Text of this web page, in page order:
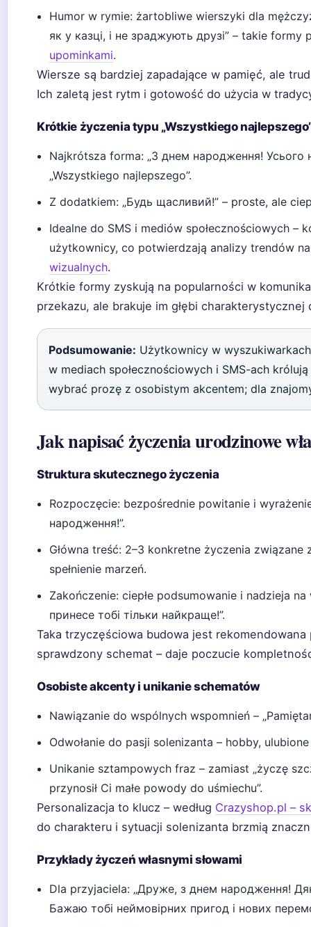
Humor w rymie: żartobliwe wierszyki dla
як у казці, і не зраджують друзі” – takie
upominkami.
Wiersze są bardziej zapadające w pamięć, ale
Ich zaletą jest rytm i gotowość do użycia w
Krótkie życzenia typu „Wszystkiego
Najkrótsza forma: „З днем народження!
„Wszystkiego najlepszego”.
Z dodatkiem: „Будь щасливий!” – proste, ale
Idealne do SMS i mediów społecznościowych –
użytkownicy, co potwierdzają analizy trendów
wizualnych.
Krótkie formy zyskują na popularności w
przekazu, ale brakuje im głębi charakterystycznej
Podsumowanie: Użytkownicy w
w mediach społecznościowych i SMS-ach
wybrać prozę z osobistym akcentem; dla
Jak napisać życzenia urodzinowe
Struktura skutecznego życzenia
Rozpoczęcie: bezpośrednie powitanie i
народження!”.
Główna treść: 2–3 konkretne życzenia
spełnienie marzeń.
Zakończenie: ciepłe podsumowanie i nadzieja
принесе тобі тільки найкраще!”.
Taka trzyczęściowa budowa jest
sprawdzony schemat – daje poczucie
Osobiste akcenty i unikanie schematów
Nawiązanie do wspólnych wspomnień –
Odwołanie do pasji solenizanta – hobby,
Unikanie sztampowych fraz – zamiast „życzę
przynosił Ci małe powody do uśmiechu”.
Personalizacja to klucz – według Crazyshop.pl –
do charakteru i sytuacji solenizanta brzmią
Przykłady życzeń własnymi słowami
Dla przyjaciela: „Друже, з днем народження!
Бажаю тобі неймовірних пригод і нових